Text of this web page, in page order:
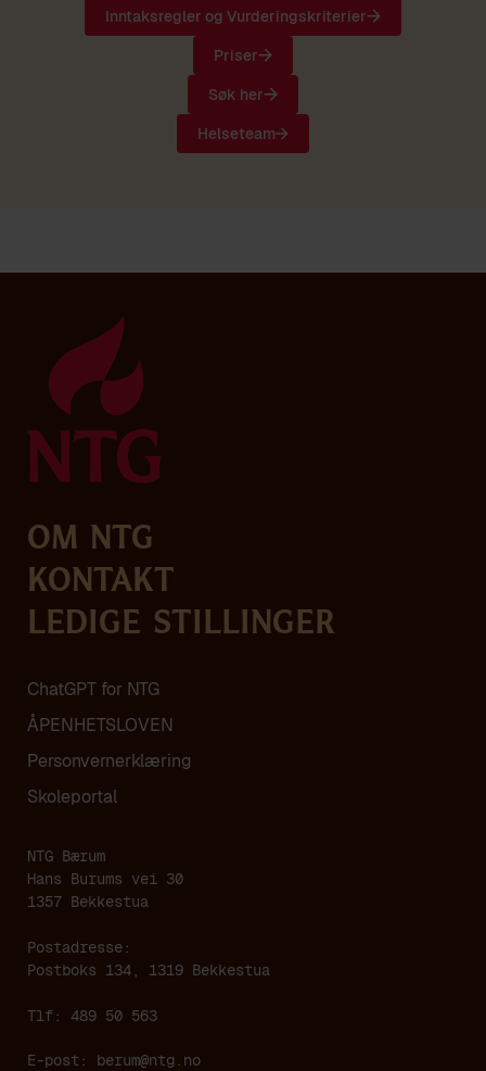
Inntaksregler og Vurderingskriterier
Priser
Søk her
Helseteam
Om NTG
Kontakt
Ledige stillinger
ChatGPT for NTG
ÅPENHETSLOVEN
Personvern­erklæring
Skoleportal
NTG Bærum
Hans Burums vei 30
1357 Bekkestua
Postadresse:
Postboks 134, 1319 Bekkestua
Tlf: 489 50 563
E-post: berum@ntg.no